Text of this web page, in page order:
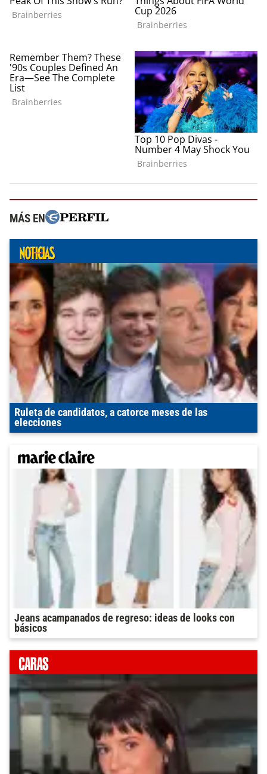
MÁS EN
Ruleta de candidatos, a catorce meses de las
elecciones
Jeans acampanados de regreso: ideas de looks con
básicos